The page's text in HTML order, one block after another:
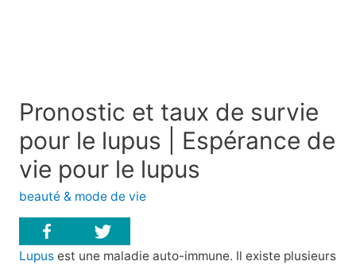
Pronostic et taux de survie
pour le lupus | Espérance de
vie pour le lupus
beauté & mode de vie
Lupusest une maladie auto-immune. Il existe plusieurs